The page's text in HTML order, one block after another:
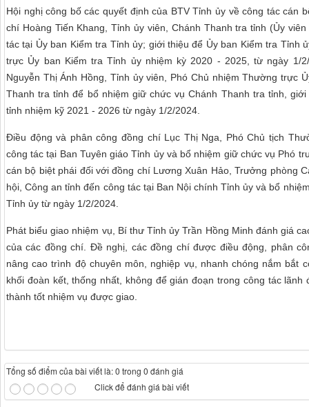
Hội nghị công bố các quyết định của BTV Tỉnh ủy về công tác cán
chí Hoàng Tiến Khang, Tỉnh ủy viên, Chánh Thanh tra tỉnh (Ủy
tác tại Ủy ban Kiểm tra Tỉnh ủy; giới thiệu để Ủy ban Kiểm tra Tỉnh
trực Ủy ban Kiểm tra Tỉnh ủy nhiệm kỳ 2020 - 2025, từ ngày 1/
Nguyễn Thị Ánh Hồng, Tỉnh ủy viên, Phó Chủ nhiệm Thường trực
Thanh tra tỉnh để bổ nhiệm giữ chức vụ Chánh Thanh tra tỉnh,
tỉnh nhiệm kỹ 2021 - 2026 từ ngày 1/2/2024.
Điều động và phân công đồng chí Lục Thị Nga, Phó Chủ tịch
công tác tại Ban Tuyên giáo Tỉnh ủy và bổ nhiệm giữ chức vụ Phó
cán bộ biệt phái đối với đồng chí Lương Xuân Hảo, Trưởng phòng
hội, Công an tỉnh đến công tác tại Ban Nội chính Tỉnh ủy và bổ
Tỉnh ủy từ ngày 1/2/2024.
Phát biểu giao nhiệm vụ, Bí thư Tỉnh ủy Trần Hồng Minh đánh giá
của các đồng chí. Đề nghị, các đồng chí được điều động, phân
nâng cao trình độ chuyên môn, nghiệp vụ, nhanh chóng nắm bắt
khối đoàn kết, thống nhất, không để gián đoạn trong công tác
thành tốt nhiệm vụ được giao.
Tổng số điểm của bài viết là: 0 trong 0 đánh giá
Click để đánh giá bài viết